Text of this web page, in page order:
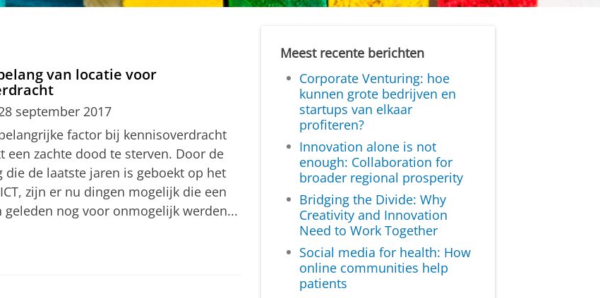
van locatie voor
september 2017
factor bij kennisoverdracht
een zachte dood te sterven. Door de
die de laatste jaren is geboekt op het
zijn er nu dingen mogelijk die een
geleden nog voor onmogelijk werden...
Meest recente berichten
Corporate Venturing: hoe
kunnen grote bedrijven en
startups van elkaar
profiteren?
Innovation alone is not
enough: Collaboration for
broader regional prosperity
Bridging the Divide: Why
Creativity and Innovation
Need to Work Together
Social media for health: How
online communities help
patients